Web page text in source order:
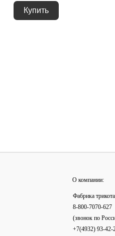
Купить
О компании:
Фабрика
8-800-7070-627
(звонок по
+7(4932) 93-42-